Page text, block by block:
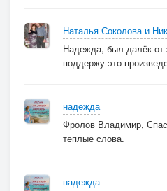
Наталья Соколова и
Надежда, был далёк от
поддержу это
надежда
Фролов Владимир,
теплые слова.
надежда